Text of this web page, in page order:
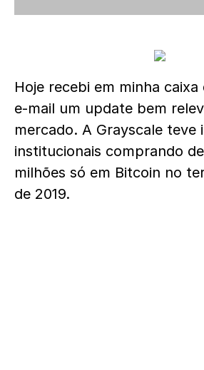
Hoje recebi em minha
e-mail um update bem
mercado. A Grayscale teve
institucionais comprando de
milhões só em Bitcoin no
de 2019.